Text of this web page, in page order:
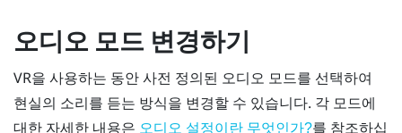
오디오 모드 변경하기
VR을 사용하는 동안 사전 정의된 오디오 모드를 선택하여
현실의 소리를 듣는 방식을 변경할 수 있습니다. 각 모드에
대한 자세한 내용은 오디오 설정이란 무엇인가?를 참조하십